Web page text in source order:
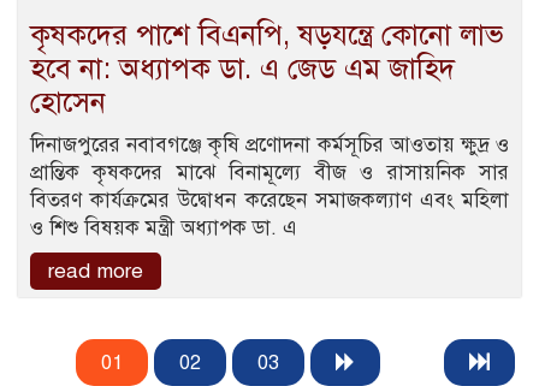
কৃষকদের পাশে বিএনপি, ষড়যন্ত্রে কোনো লাভ
হবে না: অধ্যাপক ডা. এ জেড এম জাহিদ
হোসেন
দিনাজপুরের নবাবগঞ্জে কৃষি প্রণোদনা কর্মসূচির আওতায় ক্ষুদ্র ও
প্রান্তিক কৃষকদের মাঝে বিনামূল্যে বীজ ও রাসায়নিক সার
বিতরণ কার্যক্রমের উদ্বোধন করেছেন সমাজকল্যাণ এবং মহিলা
ও শিশু বিষয়ক মন্ত্রী অধ্যাপক ডা. এ
read more
01 02 03